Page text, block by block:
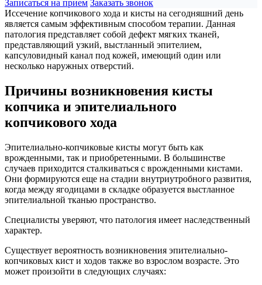
Записаться на прием Заказать звонок
Иссечение копчикового хода и кисты на сегодняшний день
является самым эффективным способом терапии. Данная
патология представляет собой дефект мягких тканей,
представляющий узкий, выстланный эпителием,
капсуловидный канал под кожей, имеющий один или
несколько наружных отверстий.
Причины возникновения кисты
копчика и эпителиального
копчикового хода
Эпителиально-копчиковые кисты могут быть как
врожденными, так и приобретенными. В большинстве
случаев приходится сталкиваться с врожденными кистами.
Они формируются еще на стадии внутриутробного развития,
когда между ягодицами в складке образуется выстланное
эпителиальной тканью пространство.
Специалисты уверяют, что патология имеет наследственный
характер.
Существует вероятность возникновения эпителиально-
копчиковых кист и ходов также во взрослом возрасте. Это
может произойти в следующих случаях: